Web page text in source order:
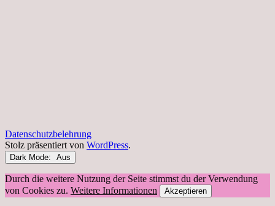
Datenschutzbelehrung
Stolz präsentiert von WordPress.
Dark Mode:
Durch die weitere Nutzung der Seite stimmst du der Verwendung
von Cookies zu. Weitere Informationen Akzeptieren